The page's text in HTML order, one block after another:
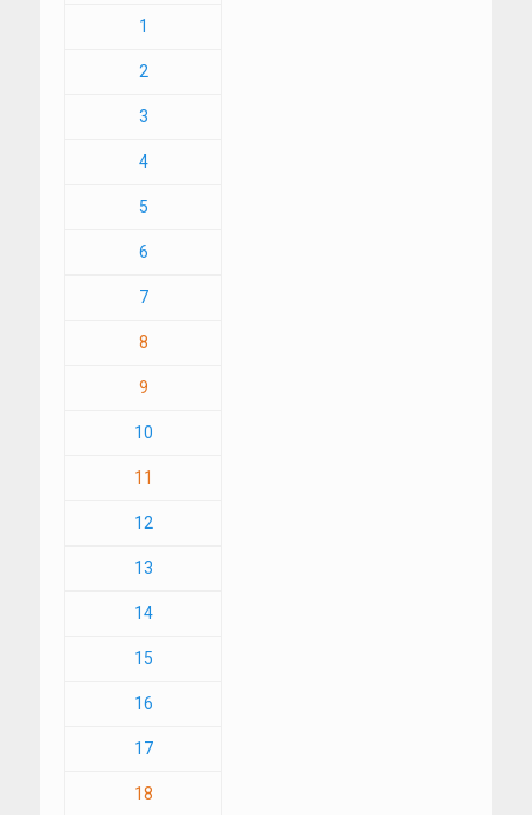
1
2
3
4
5
6
7
8
9
10
11
12
13
14
15
16
17
18